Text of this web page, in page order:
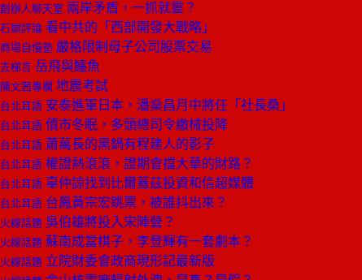
創辦人聊天室 兩岸矛盾，一抓就靈？
石頭評論 看中共的「西部開發大戰略」
商場自慢塾 嚴格限制母子公司股票交易
去梯言 岳飛與鱷魚
陳文茜專欄 地震考試
台北耳語 安泰進軍日本，潘燊昌月中將任「社長桑」
台北耳語 債市冬眠，多頭總司令繳械投降
台北耳語 蕭萬長的黑鍋有程建人的影子
台北耳語 權證熱滾滾，證期會擋大華的財路？
台北耳語 辜仲諒找到比爾蓋茲投資和信超媒體
台北耳語 台鳳黃宗宏跳票，被誰抖出來？
火線話題 吳伯雄將投入宋陣營？
火線話題 蘇南成當棋子，李登輝有一套劇本？
火線話題 立院財委會政商現形記最新版